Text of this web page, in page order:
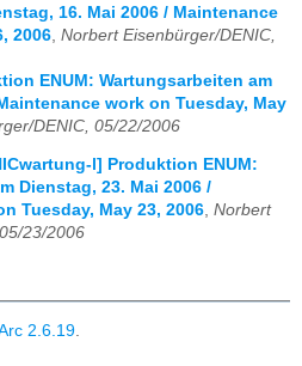
16. Mai 2006 / Maintenance
2006 Norbert Eisenbürger/DENIC,
ENUM: Wartungsarbeiten am
work on Tuesday, May
DENIC, 05/22/2006
l] Produktion ENUM:
Dienstag, 23. Mai 2006 /
Tuesday, May 23, 2006, Norbert
23/2006
2.6.19.